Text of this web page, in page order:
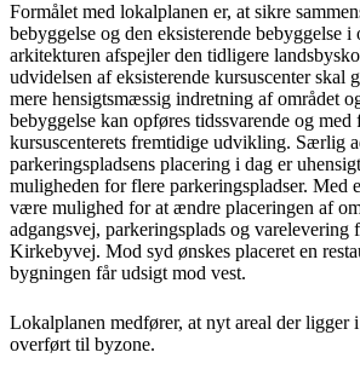
Formålet med lokalplanen er, at sikre
bebyggelse og den eksisterende bebyggelse i
arkitekturen afspejler den tidligere
udvidelsen af eksisterende kursuscenter skal
mere hensigtsmæssig indretning af området
bebyggelse kan opføres tidssvarende og med
kursuscenterets fremtidige udvikling. Særlig
parkeringspladsens placering i dag er
muligheden for flere parkeringspladser. Med
være mulighed for at ændre placeringen af
adgangsvej, parkeringsplads og
Kirkebyvej. Mod syd ønskes placeret en
bygningen får udsigt mod vest.
Lokalplanen medfører, at nyt areal der ligger
overført til byzone.